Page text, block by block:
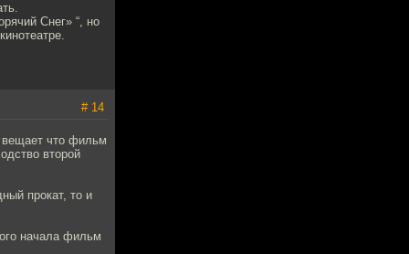
Снег» “, но
# 14
вещает что фильм
второй
прокат, то и
начала фильм